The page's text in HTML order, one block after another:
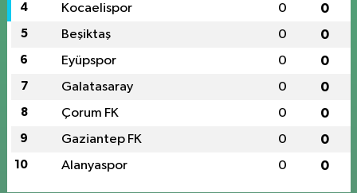
4 Kocaelispor 0 0
5 Beşiktaş 0 0
6 Eyüpspor 0 0
7 Galatasaray 0 0
8 Çorum FK 0 0
9 Gaziantep FK 0 0
10 Alanyaspor 0 0